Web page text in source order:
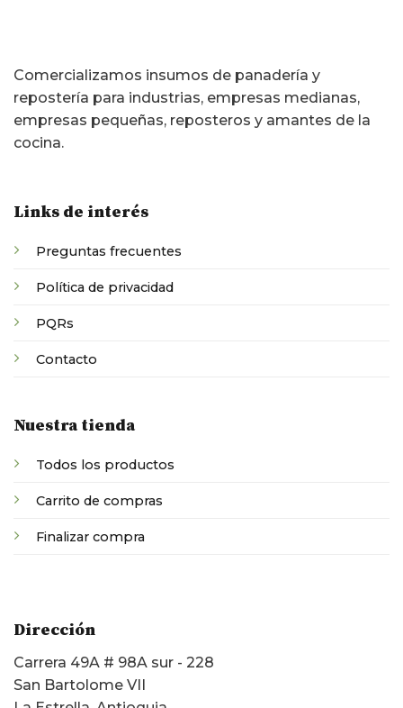
Comercializamos insumos de panadería y
repostería para industrias, empresas medianas,
empresas pequeñas, reposteros y amantes de la
cocina.
Links de interés
Preguntas frecuentes
Política de privacidad
PQRs
Contacto
Nuestra tienda
Todos los productos
Carrito de compras
Finalizar compra
Dirección
Carrera 49A # 98A sur - 228
San Bartolome VII